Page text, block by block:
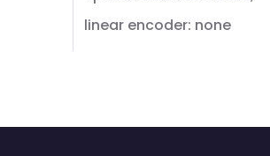
linear encoder: none